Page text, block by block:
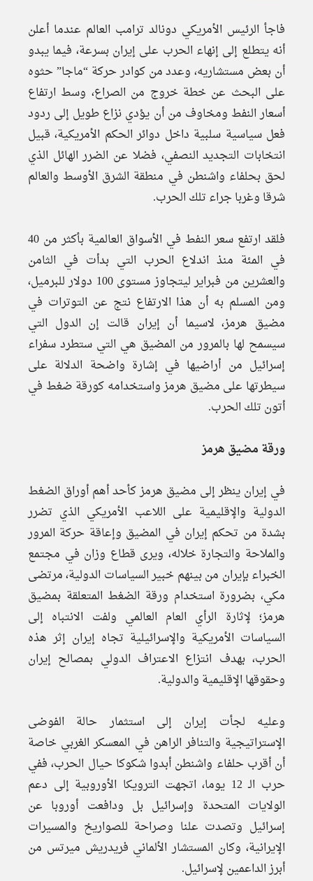
فاجأ الرئيس الأمريكي دونالد ترامب العالم عندما أعلن
أنه يتطلع إلى إنهاء الحرب على إيران بسرعة، فيما يبدو
أن بعض مستشاريه، وعدد من كوادر حركة “ماجا” حثوه
على البحث عن خطة خروج من الصراع، وسط ارتفاع
أسعار النفط ومخاوف من أن يؤدي نزاع طويل إلى ردود
فعل سياسية سلبية داخل دوائر الحكم الأمريكية، قبيل
انتخابات التجديد النصفي، فضلا عن الضرر الهائل الذي
لحق بحلفاء واشنطن في منطقة الشرق الأوسط والعالم
شرقا وغربا جراء تلك الحرب.
فلقد ارتفع سعر النفط في الأسواق العالمية بأكثر من 40
في المئة منذ اندلاع الحرب التي بدأت في الثامن
والعشرين من فبراير ليتجاوز مستوى 100 دولار للبرميل،
ومن المسلم به أن هذا الارتفاع نتج عن التوترات في
مضيق هرمز، لاسيما أن إيران قالت إن الدول التي
سيسمح لها بالمرور من المضيق هي التي ستطرد سفراء
إسرائيل من أراضيها في إشارة واضحة الدلالة على
سيطرتها على مضيق هرمز واستخدامه كورقة ضغط في
أتون تلك الحرب.
ورقة مضيق هرمز
في إيران ينظر إلى مضيق هرمز كأحد أهم أوراق الضغط
الدولية والإقليمية على اللاعب الأمريكي الذي تضرر
بشدة من تحكم إيران في المضيق وإعاقة حركة المرور
والملاحة والتجارة خلاله، ويرى قطاع وزان في مجتمع
الخبراء بإيران من بينهم خبير السياسات الدولية، مرتضى
مكي، بضرورة استخدام ورقة الضغط المتعلقة بمضيق
هرمز؛ لإثارة الرأي العام العالمي ولفت الانتباه إلى
السياسات الأمريكية والإسرائيلية تجاه إيران إثر هذه
الحرب، بهدف انتزاع الاعتراف الدولي بمصالح إيران
وحقوقها الإقليمية والدولية.
وعليه لجأت إيران إلى استثمار حالة الفوضى
الإستراتيجية والتنافر الراهن في المعسكر الغربي خاصة
أن أقرب حلفاء واشنطن أبدوا شكوكا حيال الحرب، ففي
حرب الـ 12 يوما، اتجهت الترويكا الأوروبية إلى دعم
الولايات المتحدة وإسرائيل بل ودافعت أوروبا عن
إسرائيل وتصدت علنا وصراحة للصواريخ والمسيرات
الإيرانية، وكان المستشار الألماني فريدريش ميرتس من
أبرز الداعمين لإسرائيل.